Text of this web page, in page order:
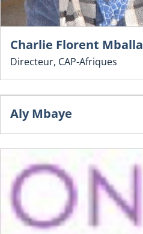
Charlie Florent Mballa
Directeur, CAP-Afriques
Aly Mbaye